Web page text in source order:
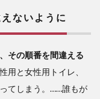
ないように
その順番を間違える
性用と女性用トイレ、
てしまう。……誰もが